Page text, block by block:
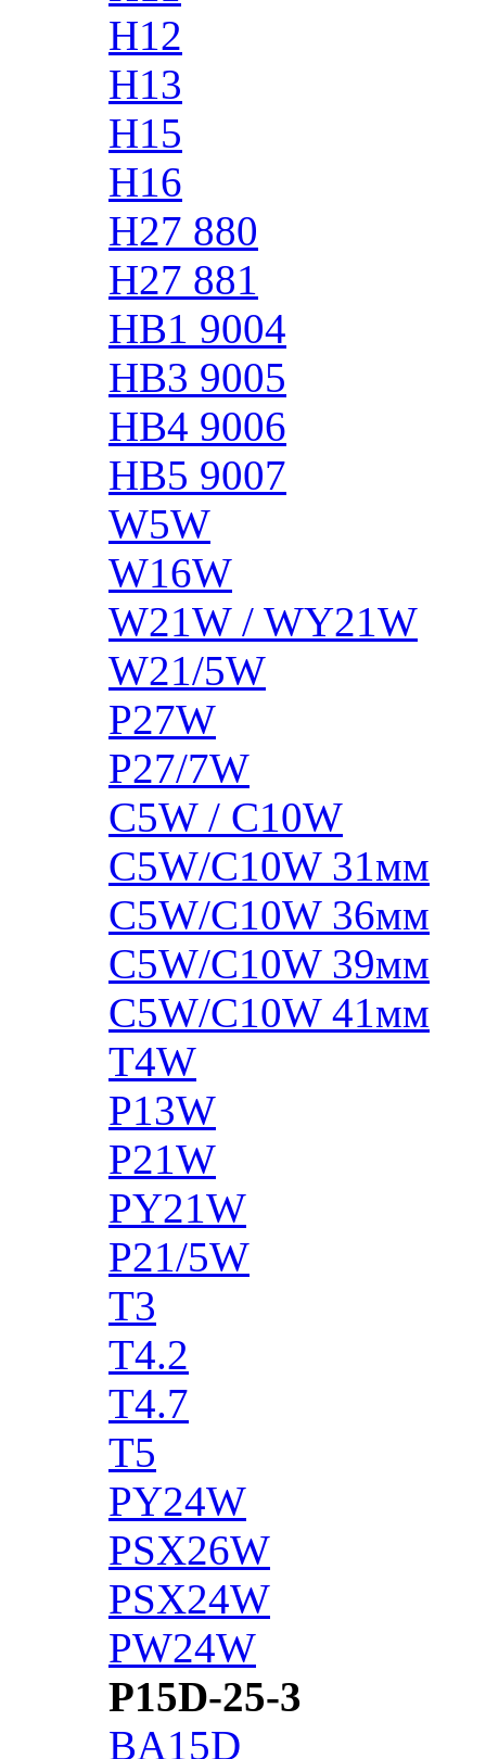
H12
H13
H15
H16
H27 880
H27 881
HB1 9004
HB3 9005
HB4 9006
HB5 9007
W5W
W16W
W21W / WY21W
W21/5W
P27W
P27/7W
C5W / C10W
C5W/C10W 31мм
C5W/C10W 36мм
C5W/C10W 39мм
C5W/C10W 41мм
T4W
P13W
P21W
PY21W
P21/5W
T3
T4.2
T4.7
T5
PY24W
PSX26W
PSX24W
PW24W
P15D-25-3
BA15D